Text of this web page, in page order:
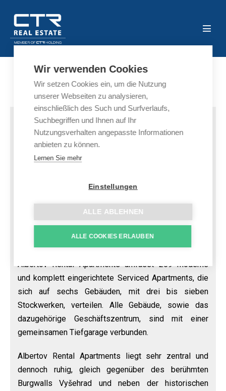
Wir verwenden Cookies
Wir setzen Cookies ein, um die Nutzung
unserer Webseiten zu analysieren,
einschließlich des Such und Surfverlaufs,
Suchbegriffen und Ihnen auf Ihr
Nutzungsverhalten angepasste Informationen
anbieten zu können.
Lernen Sie mehr
Einstellungen
ALLE ABLEHNEN
ALLE COOKIES ERLAUBEN
Albertov Rental Apartments,
Albertov Rental Apartments umfasst 269 moderne
und komplett eingerichtete Serviced Apartments, die
sich auf sechs Gebäuden, mit drei bis sieben
Stockwerken, verteilen. Alle Gebäude, sowie das
dazugehörige Geschäftszentrum, sind mit einer
gemeinsamen Tiefgarage verbunden.
Albertov Rental Apartments liegt sehr zentral und
dennoch ruhig, gleich gegenüber des berühmten
Burgwalls Vyšehrad und neben der historischen